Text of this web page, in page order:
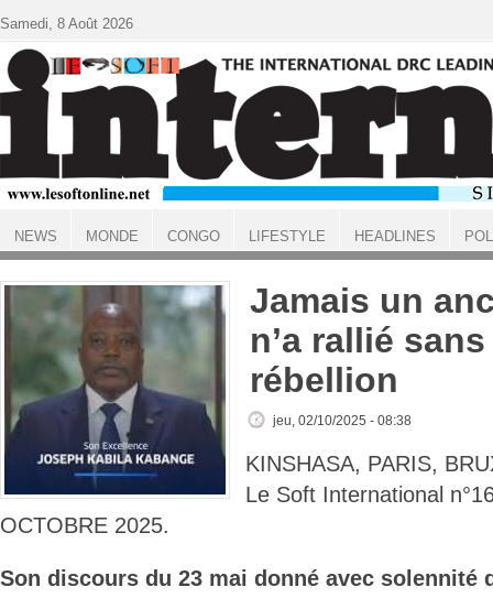
ACCUEIL
Jamais un
n’a rallié
rébellion
jeu, 02/10/2025 - 08:38
KINSHASA, PARIS,
Le Soft International
OCTOBRE 2025.
Son discours du 23 mai donné avec solennité
Samedi, 8 Août 2026
NEWS MONDE CONGO LIFESTYLE HEADLINES